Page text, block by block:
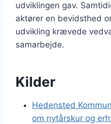
udviklingen gav.
aktører en bevidsthed
udvikling krævede
samarbejde.
Kilder
Hedensted
om nytårskur og